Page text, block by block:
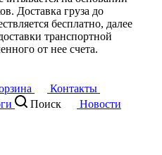
Доставка груза до
бесплатно, далее
транспортной
от нее счета.
Контакты
Поиск
Новости